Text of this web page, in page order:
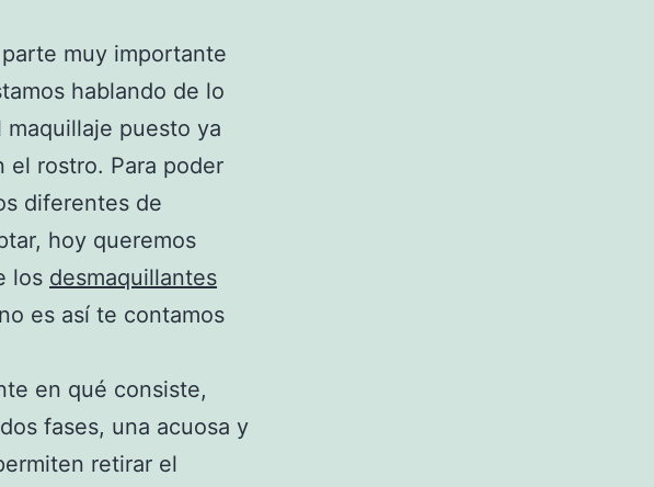
muy importante
hablando de lo
puesto ya
el rostro. Para poder
diferentes de
hoy queremos
los desmaquillantes
es así te contamos
en qué consiste,
fases, una acuosa y
retirar el